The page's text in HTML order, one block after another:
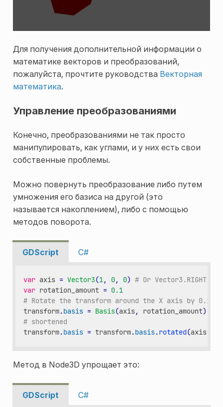
Для получения дополнительной информации о
математике векторов и преобразований,
пожалуйста, прочтите руководства Векторная
математика.
Управление преобразованиями
Конечно, преобразованиями не так просто
манипулировать, как углами, и у них есть свои
собственные проблемы.
Можно повернуть преобразование либо путем
умножения его базиса на другой (это
называется накоплением), либо с помощью
методов поворота.
GDScript C#
var axis = Vector3(1, 0, 0) # Or Vector3.RIGHT
var rotation_amount = 0.1
# Rotate the transform around the X axis by 0.1
transform.basis = Basis(axis, rotation_amount)
# shortened
transform.basis = transform.basis.rotated(axis
Метод в Node3D упрощает это:
GDScript C#